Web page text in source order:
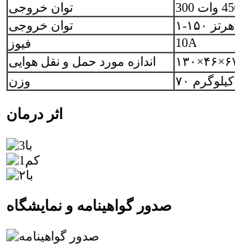
توان خروجی
توان خروجی
۱-۱۵۰ هرتز
فیوز
10A
اندازه مورد حمل و نقل هوایی
۱۳۰ ×۴۶×
وزن ۷۰ کیلوگرم
اثر درمان
صدور گواهینامه و نمایشگاه